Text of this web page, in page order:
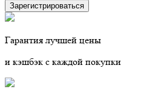
Зарегистрироваться
Гарантия лучшей цены
и кэшбэк с каждой покупки